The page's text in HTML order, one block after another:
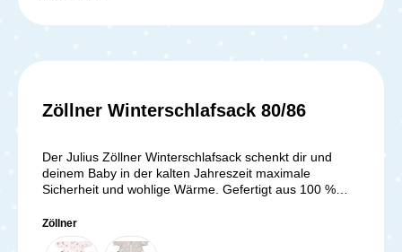
bietet Deinem Baby viel Bewegungsfreiheit für einen
Winterschlafsack - Gr. 68/74
Zöllner Winterschlafsack 80/86
Der Julius Zöllner Winterschlafsack schenkt dir und
deinem Baby in der kalten Jahreszeit maximale
Sicherheit und wohlige Wärme. Gefertigt aus 100 %
besonders hautfreundlich, atmungsaktiv und ideal für
empfindliche Babyhaut. Die hochwertige Wattierung
Zöllner